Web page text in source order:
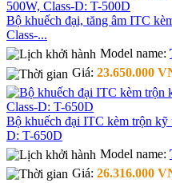
Bộ khuếch đại, tăng âm ITC
Class-...
Model name:
Giá: 23.650.000
Bộ khuếch đại ITC kèm trộn kỹ
D: T-650D
Model name:
Giá: 26.316.000